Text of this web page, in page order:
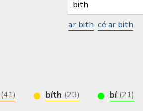
ar bith cé ar bith
(41) bíth (23) bí (21)